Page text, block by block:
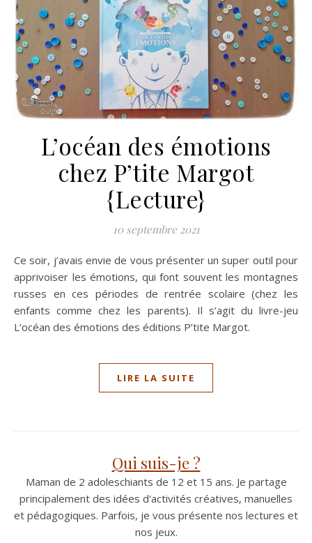
L’océan des émotions
chez P’tite Margot
{Lecture}
10 septembre 2021
Ce soir, j’avais envie de vous présenter un super outil pour
apprivoiser les émotions, qui font souvent les montagnes
russes en ces périodes de rentrée scolaire (chez les
enfants comme chez les parents). Il s’agit du livre-jeu
L’océan des émotions des éditions P’tite Margot.
LIRE LA SUITE
Qui suis-je ?
Maman de 2 adoleschiants de 12 et 15 ans. Je partage
principalement des idées d'activités créatives, manuelles
et pédagogiques. Parfois, je vous présente nos lectures et
nos jeux.